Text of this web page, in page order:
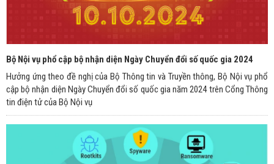
Bộ Nội vụ phổ cập bộ nhận diện Ngày Chuyển đổi số quốc gia 2024
Hưởng ứng theo đề nghị của Bộ Thông tin và Truyền thông, Bộ Nội vụ phổ
cập bộ nhận diện Ngày Chuyển đổi số quốc gia năm 2024 trên Cổng Thông
tin điện tử của Bộ Nội vụ